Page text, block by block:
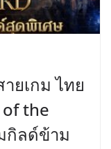
ยเกม ไทย
the
กิลด์ข้าม